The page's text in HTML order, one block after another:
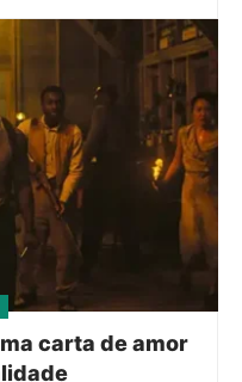
carta de amor